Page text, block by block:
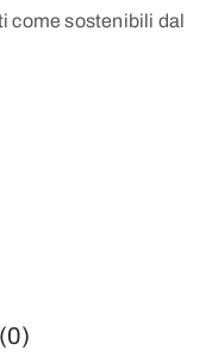
come sostenibili dal